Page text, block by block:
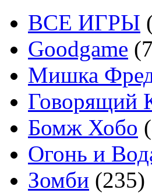
ВСЕ ИГРЫ
Goodgame
Мишка
Говорящий
Бомж Хобо
Огонь и
Зомби (235)